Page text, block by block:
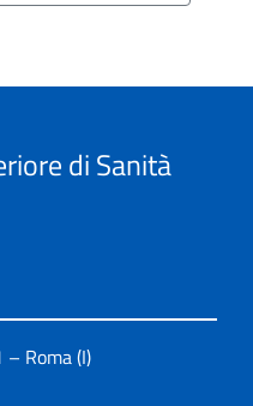
di Sanità
Roma (I)